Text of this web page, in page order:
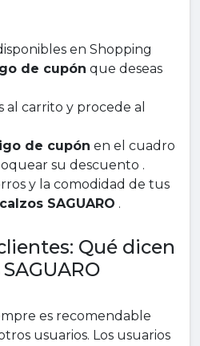
en Shopping
de cupón que deseas
carrito y procede al
de cupón en el cuadro
su descuento .
y la comodidad de tus
SAGUARO .
Qué dicen
es recomendable
usuarios. Los usuarios